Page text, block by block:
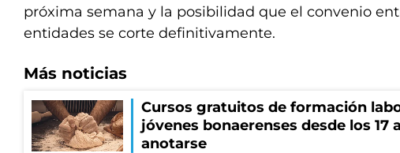
próxima semana y la posibilidad que el convenio
entidades se corte definitivamente.
Más noticias
Cursos gratuitos de formación
jóvenes bonaerenses desde los 17
anotarse